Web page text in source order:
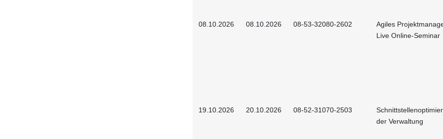
08.10.2026 08.10.2026 08-53-32080-2602
Agiles
Live Online-Seminar
19.10.2026 20.10.2026 08-52-31070-2503
der Verwaltung